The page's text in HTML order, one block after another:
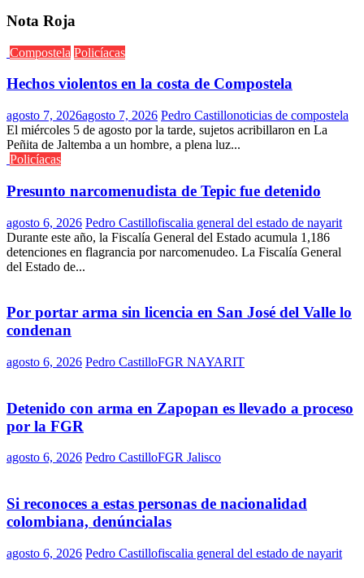
Nota Roja
Compostela Policíacas
Hechos violentos en la costa de Compostela
agosto 7, 2026agosto 7, 2026 Pedro Castillonoticias de compostela
El miércoles 5 de agosto por la tarde, sujetos acribillaron en La
Peñita de Jaltemba a un hombre, a plena luz...
Policíacas
Presunto narcomenudista de Tepic fue detenido
agosto 6, 2026 Pedro Castillofiscalia general del estado de nayarit
Durante este año, la Fiscalía General del Estado acumula 1,186
detenciones en flagrancia por narcomenudeo. La Fiscalía General
del Estado de...
Por portar arma sin licencia en San José del Valle lo
condenan
agosto 6, 2026 Pedro CastilloFGR NAYARIT
Detenido con arma en Zapopan es llevado a proceso
por la FGR
agosto 6, 2026 Pedro CastilloFGR Jalisco
Si reconoces a estas personas de nacionalidad
colombiana, denúncialas
agosto 6, 2026 Pedro Castillofiscalia general del estado de nayarit